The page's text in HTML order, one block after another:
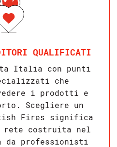
QUALIFICATI
Italia con punti
che
i prodotti e
Scegliere un
Fires significa
rete costruita nel
da professionisti